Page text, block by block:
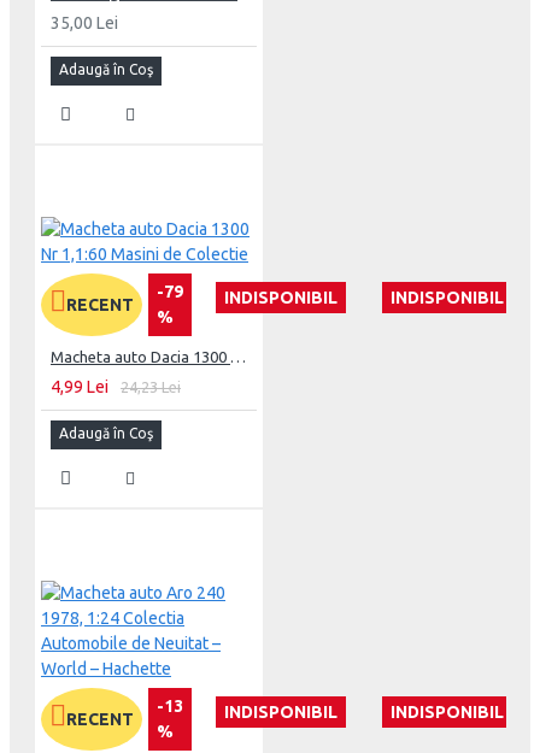
35,00 Lei
Adaugă în Coş
RECENT
-79
%
INDISPONIBIL INDISPONIBIL
4,99 Lei 24,23 Lei
Adaugă în Coş
RECENT
-13
%
INDISPONIBIL INDISPONIBIL